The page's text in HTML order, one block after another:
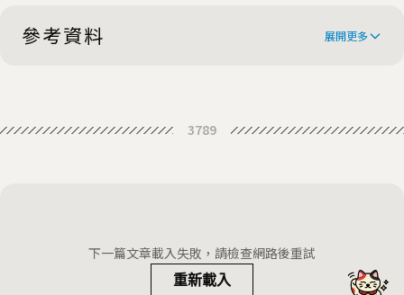
參考資料 展開更多
arriving by boat
3789
下一篇文章載入失敗，請檢查網路後重試
重新載入